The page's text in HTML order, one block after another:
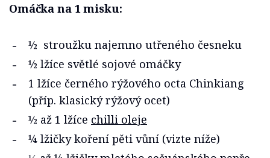
Omáčka na 1 misku:
½ stroužku najemno utřeného česneku
½ lžíce světlé sojové omáčky
1 lžíce černého rýžového octa Chinkiang
(příp. klasický rýžový ocet)
½ až 1 lžíce chilli oleje
¼ lžičky koření pěti vůní (vizte níže)